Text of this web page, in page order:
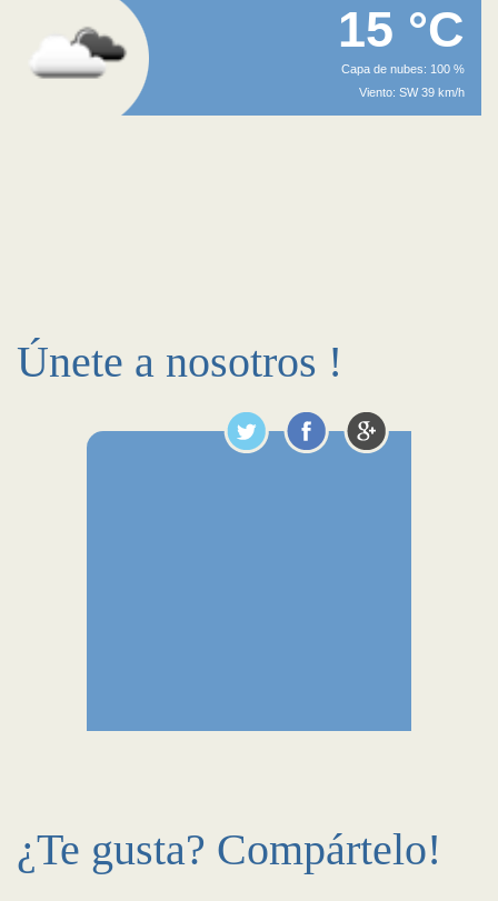
15 °C
Capa de nubes: 100 %
Viento: SW 39 km/h
Únete a nosotros !
¿Te gusta? Compártelo!